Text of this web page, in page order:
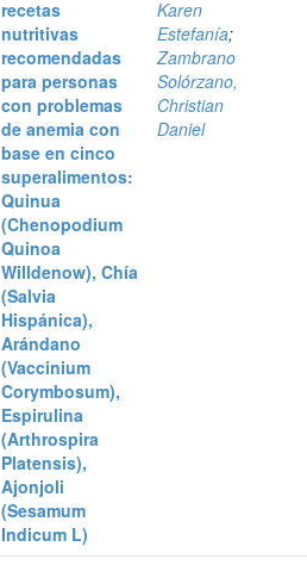
recetas
nutritivas
recomendadas
para personas
con problemas
de anemia con
base en cinco
superalimentos:
Quinua
(Chenopodium
Quinoa
Willdenow), Chía
(Salvia
Hispánica),
Arándano
(Vaccinium
Corymbosum),
Espirulina
(Arthrospira
Platensis),
Ajonjoli
(Sesamum
Indicum L)
Karen
Estefanía;
Zambrano
Solórzano,
Christian
Daniel